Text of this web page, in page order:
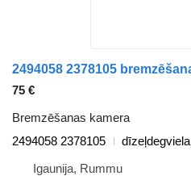
75 €
Bremzēšanas kamera
2494058 2378105
dīzeļdegviela
Igaunija, Rummu